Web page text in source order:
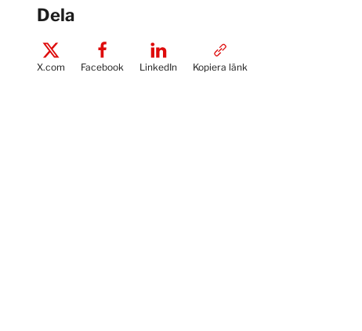
Dela
X.com Facebook LinkedIn Kopiera länk